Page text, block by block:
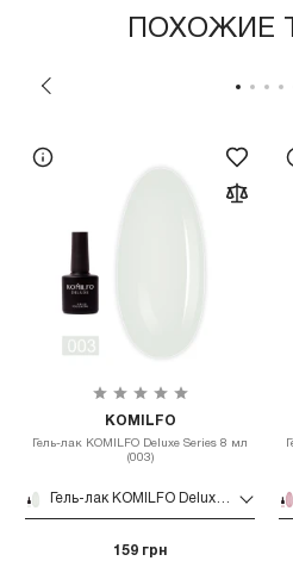
ПОХОЖИЕ
KOMILFO
Гель-лак KOMILFO Deluxe Series 8 мл
(003)
Гель-лак KOMILFO Deluxe Series 8 мл (003)
159 грн